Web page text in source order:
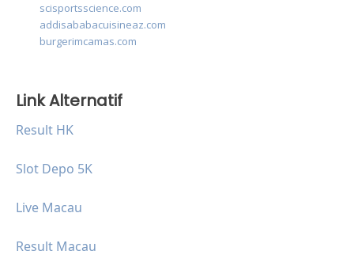
scisportsscience.com
addisababacuisineaz.com
burgerimcamas.com
Link Alternatif
Result HK
Slot Depo 5K
Live Macau
Result Macau